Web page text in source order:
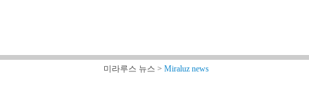
미라루스 뉴스 > Miraluz news